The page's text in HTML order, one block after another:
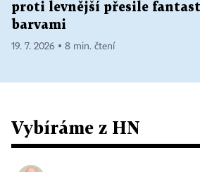
proti levnější přesile
barvami
19. 7. 2026 ▪ 8 min. čtení
Vybíráme z HN